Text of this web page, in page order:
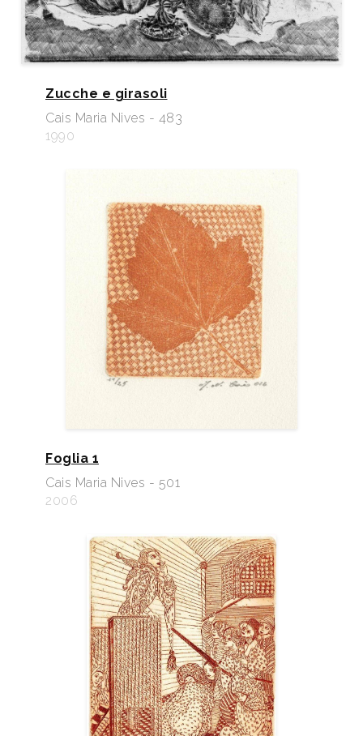
Zucche e girasoli
Cais Maria Nives - 483
1990
Foglia 1
Cais Maria Nives - 501
2006